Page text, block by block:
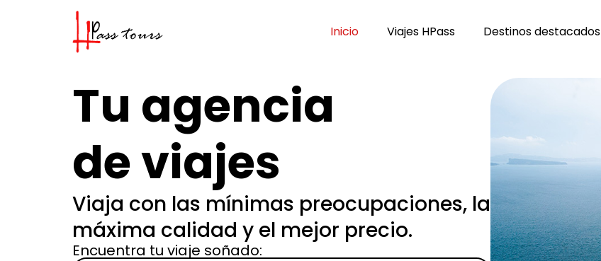
Inicio Viajes HPass Destinos destacados
Tu agencia
de viajes
Viaja con las mínimas preocupaciones, la
máxima calidad y el mejor precio.
Encuentra tu viaje soñado: